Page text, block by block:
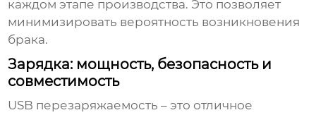
каждом этапе производства. Это позволяет
минимизировать вероятность возникновения
брака.
Зарядка: мощность, безопасность и
совместимость
USB перезаряжаемость – это отличное